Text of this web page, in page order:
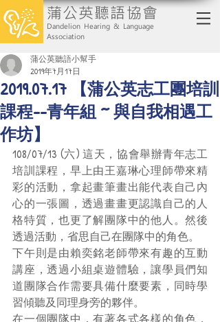
蒲公英聽語協會
Dandelion Hearing & Language
Association
2019.07.17 【蒲公英志工團培訓
課程--青年組 ~ 與自我相遇工
作坊】
蒲公英聽語小幫手
2019年7月17日
108/07/13 (六) 這天，協會舉辦青年志工
培訓課程，早上由王嘉琳心理師帶來精
彩的活動，拿起畫筆畫出能代表自己內
心的一張圖，透過畫畫更認識自己的人
格特質，也更了解團隊中的他人。然後
透過活動，省思自己在團隊中的角色。
下午則是由賴奕銘老師帶來有趣的互動
講座，透過小組桌遊體驗，讓學員們知
道團隊合作需要具備什麼要素，同時學
習傾聽及同理身旁的夥伴。
在一個團隊中，有著各式各樣的角色，